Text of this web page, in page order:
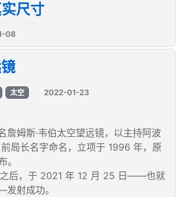
尺寸
08
太空 2022-01-23
詹姆斯·韦伯太空望远镜，以主持阿波
局长名字命名，立项于 1996 年，原
。
后，于 2021 年 12 月 25 日——也就
射成功。